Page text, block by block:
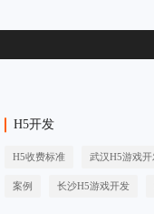
H5开发
H5收费标准 武汉H5游戏开
案例 长沙H5游戏开发